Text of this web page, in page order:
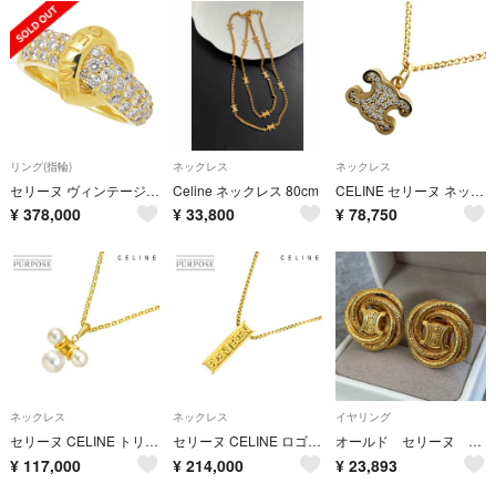
リング(指輪)
セリーヌ ヴィンテージ ロゴ ハート ダイヤ ルビー リング K18YG 11号
¥ 378,000
ネックレス
Celine ネックレス 80cm
¥ 33,800
ネックレス
CELINE セリーヌ ネックレス トリオンフ アジャスター付き アクセサリー ラインストーン ゴールド レディース 約3.6g 美品【中古品】
¥ 78,750
ネックレス
セリーヌ CELINE トリオンフ アコヤ真珠 6.5-4.8mm ネックレス 40cm K18 YG イエローゴールド 750 マカダム 90331620
¥ 117,000
ネックレス
セリーヌ CELINE ロゴ ルビー 0.02ct ネックレス 42cm K18 YG イエローゴールド 750 90330289
¥ 214,000
イヤリング
オールド セリーヌ トリオンフ イヤリング ピアス ゴールド サークル y2k
¥ 23,893